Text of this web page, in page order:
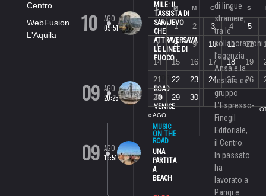
Centro
WebFusion
L'Aquila
10
AGO
09:51
MILE: IL
TASSISTA DI
SARAJEVO
CHE
ATTRAVERSAVA
LE LINEE DI
FUOCO
09 AGO
20:25
SPORT
ROAD
TO
VENICE
09 AGO
19:51
MUSIC
ON THE
ROAD
UNA
PARTITA
A
BEACH
L M M G V S
« AGO
1 2 3 4 5
7
8 9 10 11 12
14
15 16 17 18 19
21
22 23 24 25 26
28
29 30
di lingue
straniere,
tra le
collaborazioni
l’agenzia
Ansa e la
testata ex
gruppo
L’Espresso-
Finegil
Editoriale,
il Centro.
In passato
ha
lavorato a
Parigi e